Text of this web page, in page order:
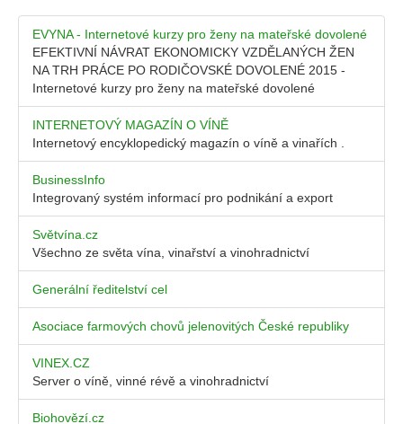
EVYNA - Internetové kurzy pro ženy na mateřské dovolené
EFEKTIVNÍ NÁVRAT EKONOMICKY VZDĚLANÝCH ŽEN
NA TRH PRÁCE PO RODIČOVSKÉ DOVOLENÉ 2015 -
Internetové kurzy pro ženy na mateřské dovolené
INTERNETOVÝ MAGAZÍN O VÍNĚ
Internetový encyklopedický magazín o víně a vinařích .
BusinessInfo
Integrovaný systém informací pro podnikání a export
Světvína.cz
Všechno ze světa vína, vinařství a vinohradnictví
Generální ředitelství cel
Asociace farmových chovů jelenovitých České republiky
VINEX.CZ
Server o víně, vinné révě a vinohradnictví
Biohovězí.cz